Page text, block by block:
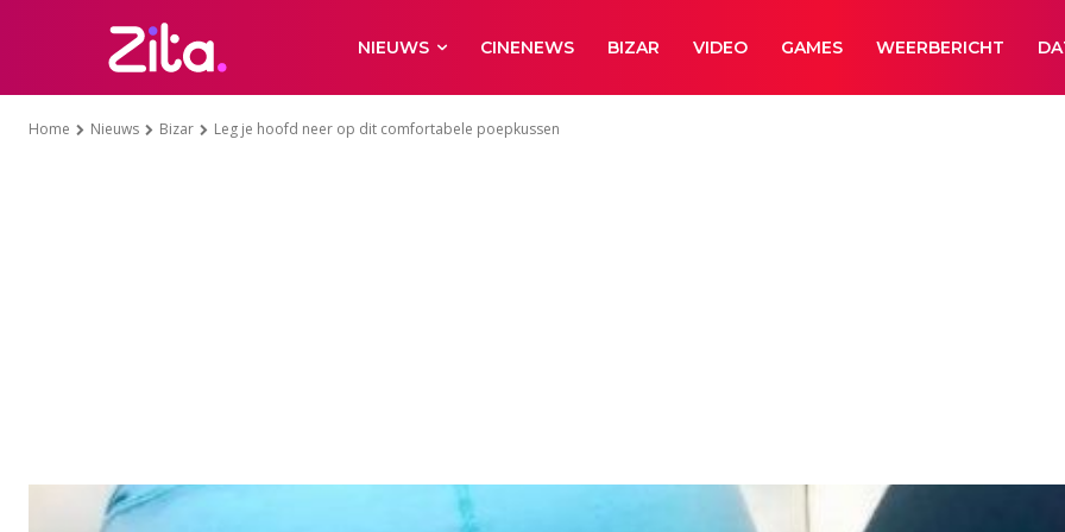
NIEUWS CINENEWS BIZAR VIDEO GAMES WEERBERICHT
Home Nieuws Bizar Leg je hoofd neer op dit comfortabele poepkussen